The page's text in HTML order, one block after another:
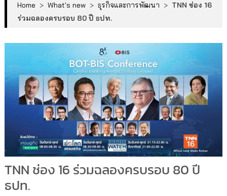
Home > What's new > ธุรกิจและการพัฒนา > TNN ช่อง 16
ร่วมฉลองครบรอบ 80 ปี ธปท.
TNN ช่อง 16 ร่วมฉลองครบรอบ 80 ปี
ธปท.